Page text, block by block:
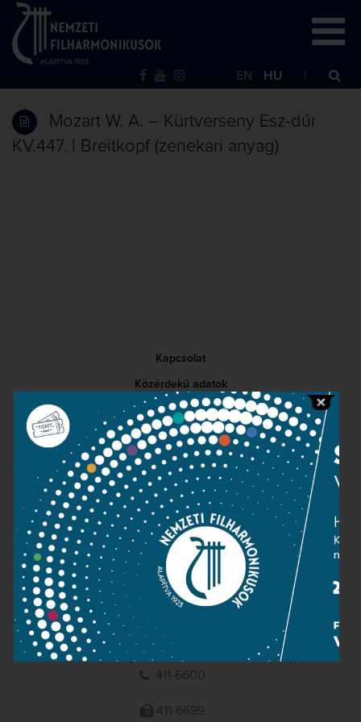
EN HU
Mozart W. A. – Kürtverseny Esz-dúr
KV.447. | Breitkopf (zenekari anyag)
Kapcsolat
Közérdekű adatok
Sajtószoba
Adatvédelem
Impresszum
NEMZETI
FILHARMONIKUSOK
1095 Budapest, Komor Marcell u. 1. (Müpa)
411-6600
411-6699